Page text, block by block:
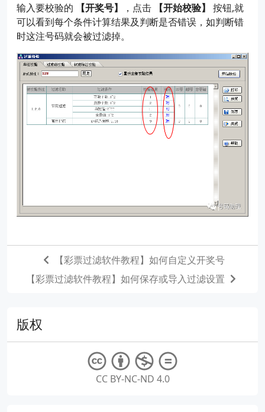
输入要校验的 【开奖号】 ，点击 【开始校验】
按钮,就
可以看到每个条件计算结果及判断是否错误，如判断错
时这注号码就会被过滤掉。
【彩票过滤软件教程】如何自定义开奖号
【彩票过滤软件教程】如何保存或导入过滤设置
版权
CC BY-NC-ND 4.0